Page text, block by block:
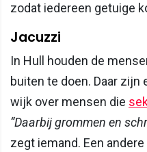
zodat iedereen getuige
Jacuzzi
In Hull houden de
buiten te doen. Daar zijn
wijk over mensen die
“Daarbij grommen en
zegt iemand. Een